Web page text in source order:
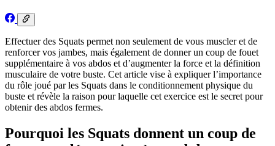
Effectuer des Squats permet non seulement de vous muscler et de
renforcer vos jambes, mais également de donner un coup de fouet
supplémentaire à vos abdos et d’augmenter la force et la définition
musculaire de votre buste. Cet article vise à expliquer l’importance
du rôle joué par les Squats dans le conditionnement physique du
buste et révèle la raison pour laquelle cet exercice est le secret pour
obtenir des abdos fermes.
Pourquoi les Squats donnent un coup de